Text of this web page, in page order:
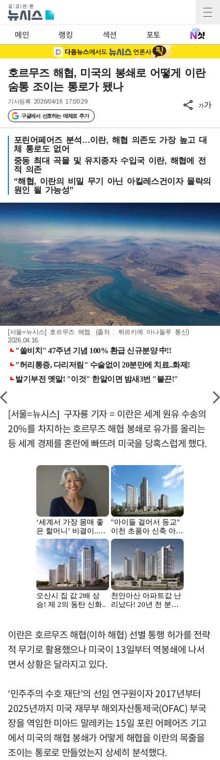
메인 랭킹 섹션 포토
호르무즈 해협, 미국의 봉쇄로 어떻게 이란
숨통 조이는 통로가 됐나
기사등록 2026/04/16 17:00:29
구글에서 선호하는 매체로 추가
가가
포린어페어즈 분석…이란, 해협 의존도 가장 높고 대
체 통로도 없어
중동 최대 곡물 및 유지종자 수입국 이란, 해협에 전
적 의존
“해협, 이란의 비밀 무기 아닌 아킬레스건이자 몰락의
원인 될 가능성”
[서울=뉴시스] 호르무즈 해협. (출처 : 튀르키예 아나돌루 통신)
2026.04.16.
[서울=뉴시스] 구자룡 기자 = 이란은 세계 원유 수송의
20%를 차지하는 호르무즈 해협 봉쇄로 유가를 올리는
등 세계 경제를 혼란에 빠뜨려 미국을 당혹스럽게 했다.
이란은 호르무즈 해협(이하 해협) 선별 통행 허가를 전략
적 무기로 활용했으나 미국이 13일부터 역봉쇄에 나서
면서 상황은 달라지고 있다.
‘민주주의 수호 재단’의 선임 연구원이자 2017년부터
2025년까지 미국 재무부 해외자산통제국(OFAC) 부국
장을 역임한 미아드 말레키는 15일 포린 어페어즈 기고
에서 미국의 해협 봉쇄가 어떻게 해협을 이란의 목줄을
조이는 통로로 만들었는지 상세히 분석했다.